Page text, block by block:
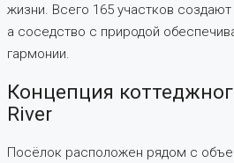
жизни. Всего 165 участков
а соседство с природой
гармонии.
Концепция
River
Посёлок расположен рядом с